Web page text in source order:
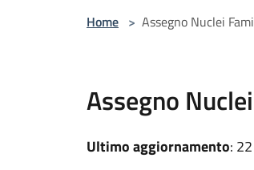
Home > Assegno Nuclei
Assegno
Ultimo aggiornamento: